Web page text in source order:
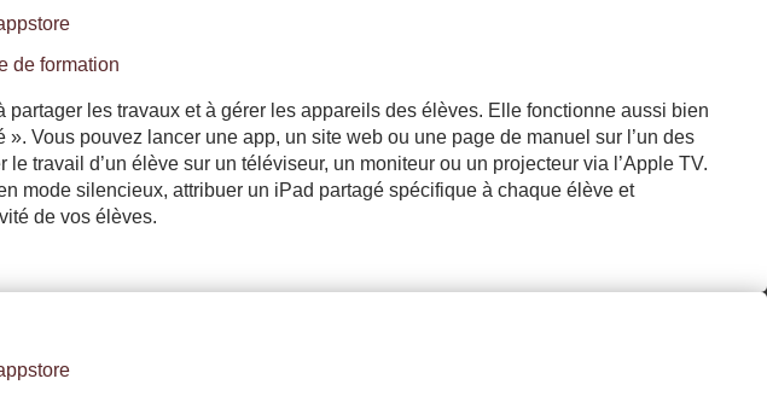
de formation
les travaux et à gérer les appareils des élèves. Elle fonctionne aussi bien
Vous pouvez lancer une app, un site web ou une page de manuel sur l’un des
travail d’un élève sur un téléviseur, un moniteur ou un projecteur via l’Apple TV.
mode silencieux, attribuer un iPad partagé spécifique à chaque élève et
de vos élèves.